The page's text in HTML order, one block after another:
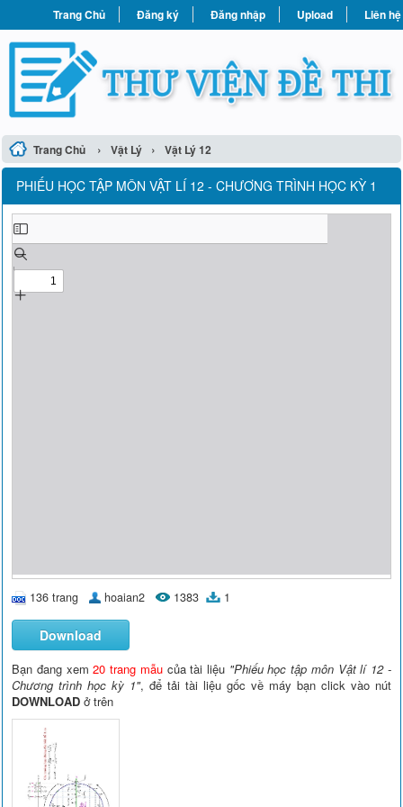
Trang Chủ Đăng ký Đăng nhập Upload Liên hệ
Trang Chủ › Vật Lý › Vật Lý 12
PHIẾU HỌC TẬP MÔN VẬT LÍ 12 - CHƯƠNG TRÌNH HỌC KỲ 1
136 trang hoaian2 1383 1
Download
Bạn đang xem20 trang mẫucủa tài liệu "Phiếu học tập môn Vật lí 12 -
Chương trình học kỳ 1", để tải tài liệu gốc về máy bạn click vào nút
DOWNLOAD ở trên